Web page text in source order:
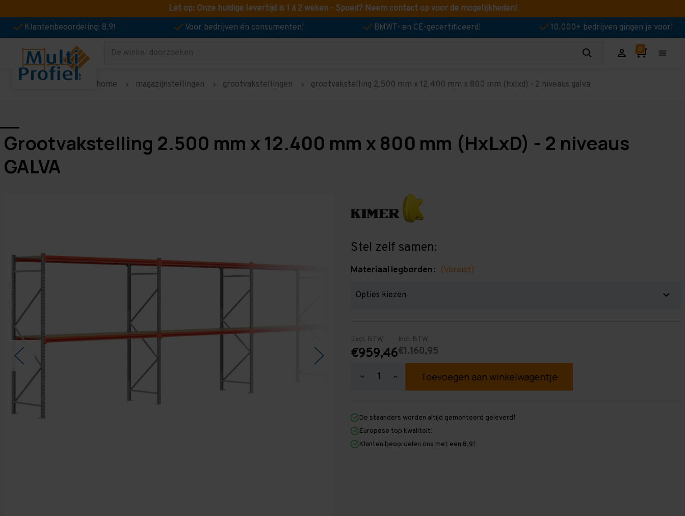
Let op: Onze huidige levertijd is 1 á 2 weken - Spoed? Neem contact op voor de mogelijkheden!
Klantenbeoordeling: 8,9!
Voor bedrijven én consumenten! BMWT- en CE-gecertificeerd! 10.000+ bedrijven gingen je voor!
Zoeken
home magazijnstellingen grootvakstellingen grootvakstelling 2.500 mm x 12.400 mm x 800 mm (hxlxd) - 2 niveaus galva
Grootvakstelling 2.500 mm x 12.400 mm x 800 mm (HxLxD) - 2 niveaus
GALVA
Stel zelf samen:
Materiaal legborden: (Vereist)
Excl. BTW
€959,46
Incl. BTW
€1.160,95
Hoeveelheid
2.500
mm
x
12.400
mm
Hoeveelheid
verhogen
2.500
mm
x
12.400
mm
De staanders worden altijd gemonteerd geleverd!
Europese top kwaliteit!
Klanten beoordelen ons met een 8,9!